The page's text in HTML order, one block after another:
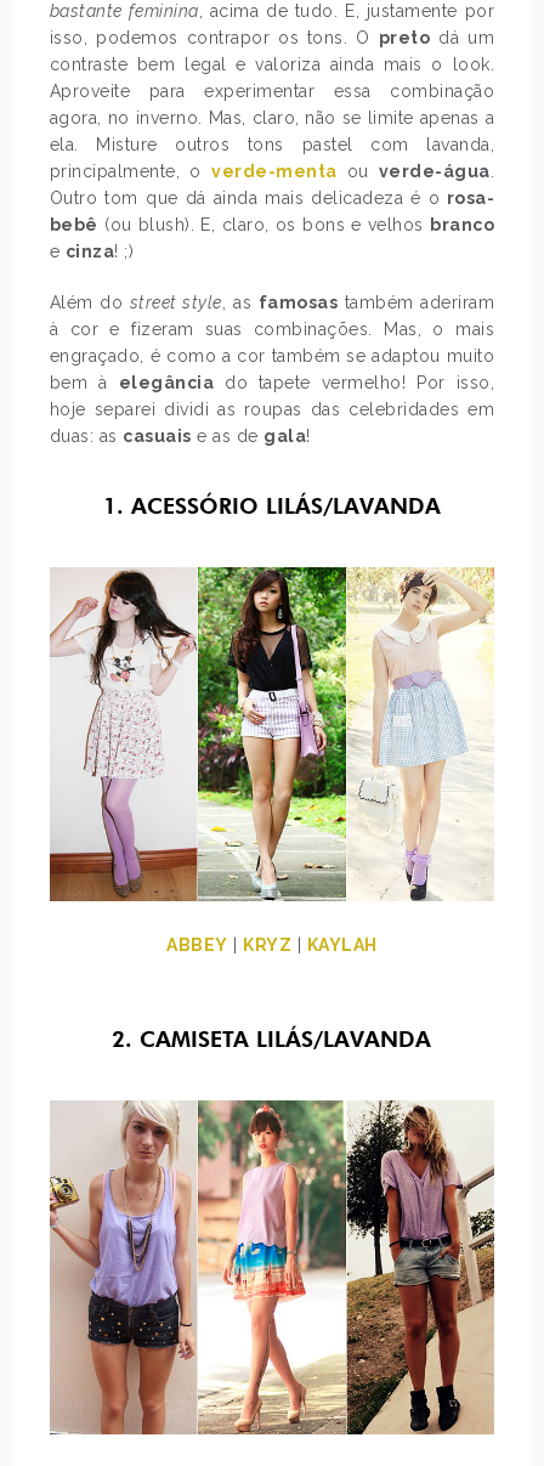
bastante feminina, acima de tudo. E, justamente por
isso, podemos contrapor os tons. O preto dá um
contraste bem legal e valoriza ainda mais o look.
Aproveite para experimentar essa combinação
agora, no inverno. Mas, claro, não se limite apenas a
ela. Misture outros tons pastel com lavanda,
principalmente, o verde-menta ou verde-água.
Outro tom que dá ainda mais delicadeza é o rosa-
bebê (ou blush). E, claro, os bons e velhos branco
e cinza! ;)
Além do street style, as famosas também aderiram
à cor e fizeram suas combinações. Mas, o mais
engraçado, é como a cor também se adaptou muito
bem à elegância do tapete vermelho! Por isso,
hoje separei dividi as roupas das celebridades em
duas: as casuais e as de gala!
1. ACESSÓRIO LILÁS/LAVANDA
ABBEY KRYZ KAYLAH
2. CAMISETA LILÁS/LAVANDA